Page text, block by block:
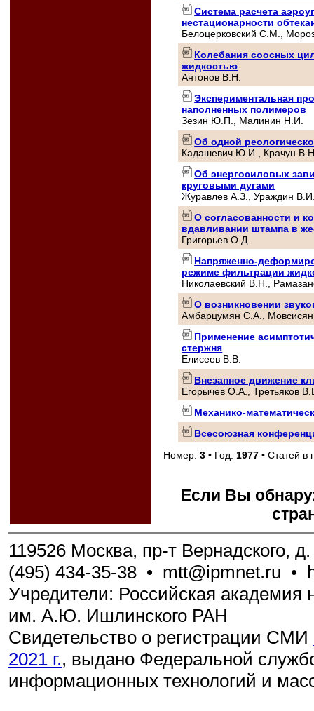
Система расчета
нестационарности
Белоцерковский С.М.,
Колебания соосных
жидкостью
Антонов В.Н.
Экспериментальная
наполненных полимеров
Зезин Ю.П., Малинин Н.И.
Об одной
Кадашевич Ю.И., Крачун
Об энергосиловых
круговыми дугами
Журавлев А.З., Ураждин
О согласованности и
вдавливании штампа в
Григорьев О.Д.
Напряженно-
режиме фильтрации
Николаевский В.Н.,
О возникновении
Амбарцумян С.А.,
Применение
стержня
Елисеев В.В.
Внезапное движение
Егорычев О.А., Третьяков
Механико-
Всесоюзная
Номер:3 • Год: 1977 • Статей
Если Вы
119526 Москва, пр-т Вернадского,
(495) 434-35-38 • mtt@ipmnet.ru •
Учредители: Российская академия
им. А.Ю. Ишлинского РАН
Свидетельство о регистрации СМИ
2021 г., выдано Федеральной
информационных технологий и